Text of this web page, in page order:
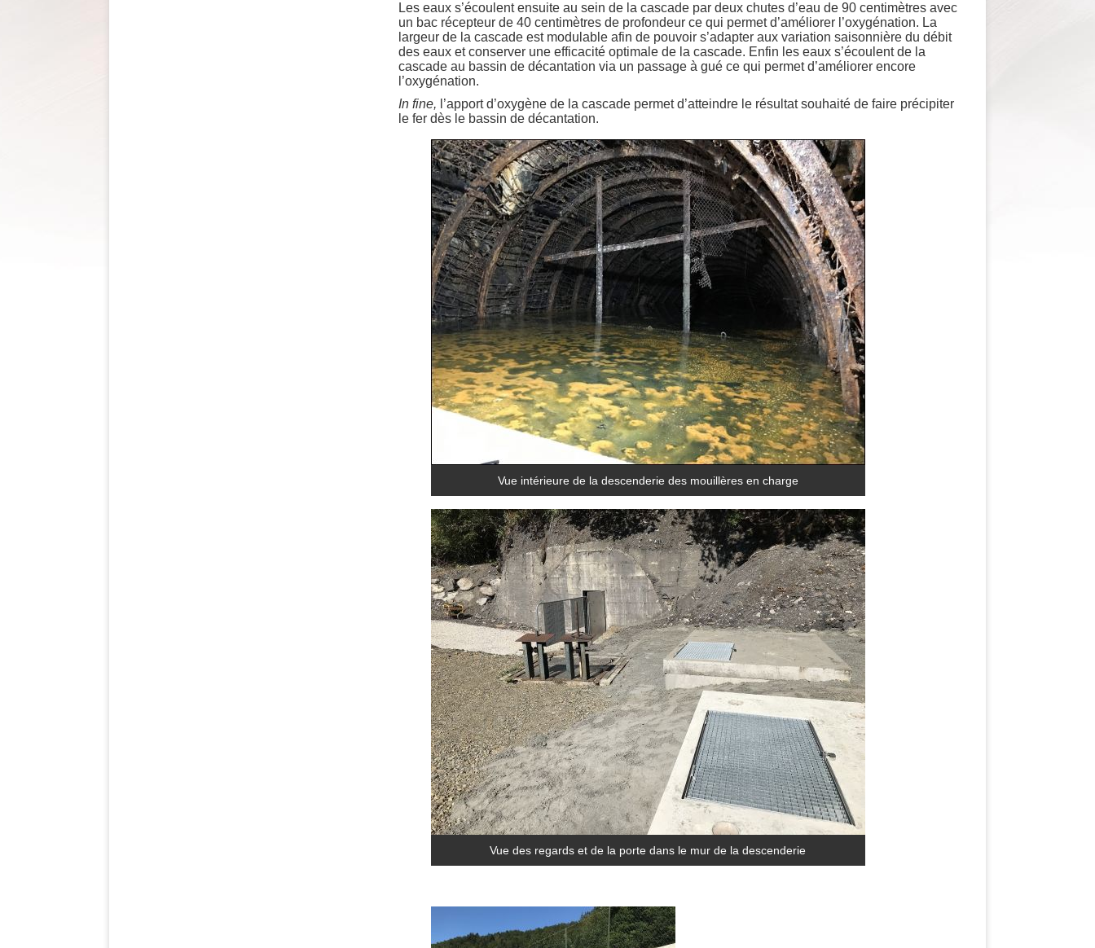
Les eaux s’écoulent ensuite au sein de la cascade par deux chutes d’eau de 90 centimètres avec
un bac récepteur de 40 centimètres de profondeur ce qui permet d’améliorer l’oxygénation. La
largeur de la cascade est modulable afin de pouvoir s’adapter aux variation saisonnière du débit
des eaux et conserver une efficacité optimale de la cascade. Enfin les eaux s’écoulent de la
cascade au bassin de décantation via un passage à gué ce qui permet d’améliorer encore
l’oxygénation.
In fine, l’apport d’oxygène de la cascade permet d’atteindre le résultat souhaité de faire précipiter
le fer dès le bassin de décantation.
Vue intérieure de la descenderie des mouillères en charge
Vue des regards et de la porte dans le mur de la descenderie